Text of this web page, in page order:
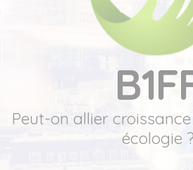
Peut-on allier
écologie ?